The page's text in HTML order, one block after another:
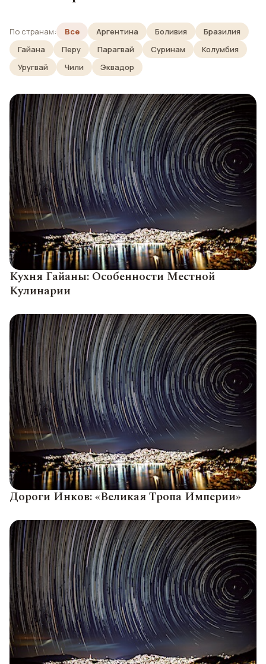
По странам: Все Аргентина Боливия
Бразилия
Гайана
Перу Парагвай Суринам
Колумбия
Уругвай
Чили Эквадор
Кухня Гайаны: Особенности Местной
Кулинарии
Дороги Инков: «Великая Тропа Империи»